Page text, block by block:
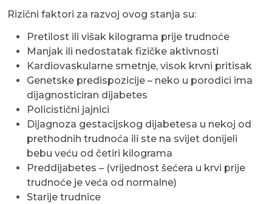
Rizični faktori za razvoj ovog stanja su:
Pretilost ili višak kilograma prije trudnoće
Manjak ili nedostatak fizičke aktivnosti
Kardiovaskularne smetnje, visok krvni pritisak
Genetske predispozicije – neko u porodici ima
dijagnosticiran dijabetes
Policistični jajnici
Dijagnoza gestacijskog dijabetesa u nekoj od
prethodnih trudnoća ili ste na svijet donijeli
bebu veću od četiri kilograma
Preddijabetes – (vrijednost šećera u krvi prije
trudnoće je veća od normalne)
Starije trudnice